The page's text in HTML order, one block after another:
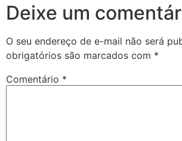
Deixe um
O seu endereço de e-mail não será
obrigatórios são marcados com *
Comentário *